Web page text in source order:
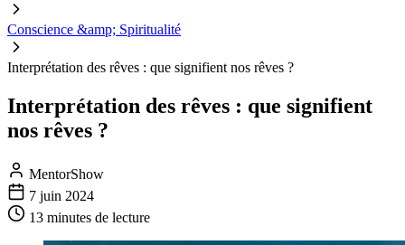
Conscience &amp; Spiritualité
Interprétation des rêves : que signifient nos rêves ?
Interprétation des rêves : que signifient
nos rêves ?
MentorShow
7 juin 2024
13 minutes de lecture